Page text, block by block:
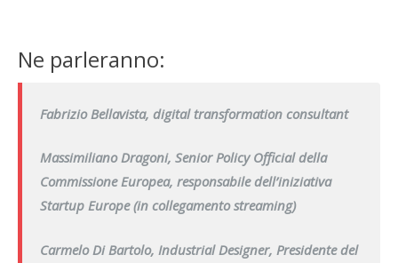
Ne parleranno:
Fabrizio Bellavista, digital transformation consultant
Massimiliano Dragoni, Senior Policy Official della
Commissione Europea, responsabile dell’iniziativa
Startup Europe (in collegamento streaming)
Carmelo Di Bartolo, Industrial Designer, Presidente del